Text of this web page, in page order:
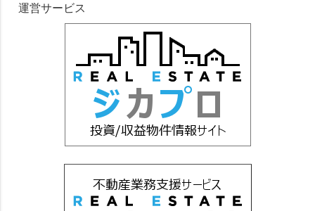
運営サービス